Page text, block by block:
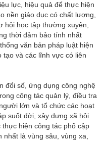
lực, hiệu quả để thực hiện
nền giáo dục có chất lượng,
hội học tập thường xuyên,
thời đảm bảo tính nhất
văn bản pháp luật hiện
tạo và các lĩnh vực có liên
đổi số, ứng dụng công nghệ
công tác quản lý, điều tra
lớn và tổ chức các hoạt
suốt đời, xây dựng xã hội
hiện công tác phổ cập
là vùng sâu, vùng xa,